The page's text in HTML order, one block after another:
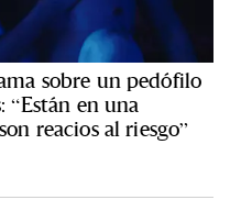
sobre un pedófilo
“Están en una
reacios al riesgo”